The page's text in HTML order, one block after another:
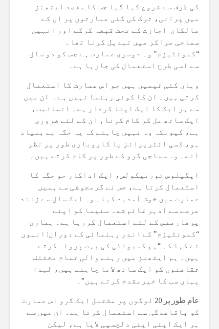
کی طرف سے شروع کیا گیا جس کا مقصد ایتھنز
میں پرانی، ترک کی گئی عمارتوں پر ان کے
مالکان اجازت کے تحت قبضہ کرکے اور انہیں
سماجی مراکز میں تبدیل کرنا تھا۔
“کمونٹیزم” وہ دوسری عمارت ہے جس کو دو سال
سے اسی طرح استعمال کی جارہا ہے۔
وہاں کئی ٹیمیں ہیں جو اس عمارت کا استعمال
کرتی ہیں۔ ان کا کوئی رہنما نہیں ہے۔ ان میں
سے ہر ایک کا ایک اپنا کردار ہے۔ انسانیت،
ایک ساتھ مل کر کام کرنا، ان کے لئے ضروری
ہے، کیونکہ وہ نہیں چاہتے کہ یہ جگہ بے بنیاد
ہو، کسی انٹرپرائز یا کاروباری طور پر نظر
آئے۔ وہ سماجی گرو کے طور پر کام کرتے ہیں۔
ایگیلوس تورتیکولس، ایک اداکار جو جگہ کا
استعمال کرتا ہے، جس نے گرمجوشی سے ہمیں
عمارت میں خوش آمدید کیا۔ وہ ایک سال سے زائد
عرصے سے ادہر قائم شدہ سنیما کو اپنے
پرفارمنس کے لئے استعمال کررہا ہے۔ ہماری
“کمونٹیزم” کے اندر رہنمائی کے دوران: انہوں
نے کہا کہ “ہم کمیونٹی کی بہت پرواہ کرتے
ہیں۔ ہم ایتھنز میں رہنے والی تمام مختلف
ثقافتوں کو ایک ساتھ لانا چاہتے ہیں، لہذا
یہاں سب کا خیرمقدم کرتے ہیں”۔
عام طور پر 20 لوگوں پر مشتمل ایک گرو اس عمارت
کو باقاعدگی سے استعمال کرتا ہے۔ ان میں سے
ہر ایک اپنی اپنی دلچسپی لایا ہے، لیکن